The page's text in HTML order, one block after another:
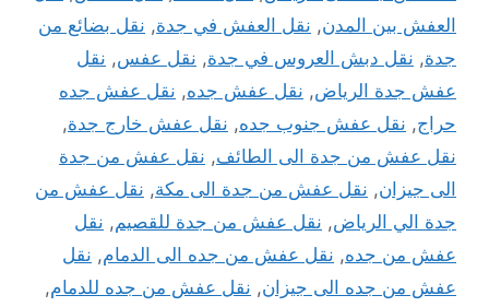
العفش بين المدن, نقل العفش في جدة, نقل بضائع من
جدة, نقل دبش العروس في جدة, نقل عفس, نقل
عفش جدة الرياض, نقل عفش جده, نقل عفش جده
حراج, نقل عفش جنوب جده, نقل عفش خارج جدة,
نقل عفش من جدة الى الطائف, نقل عفش من جدة
الى جيزان, نقل عفش من جدة الى مكة, نقل عفش من
جدة الي الرياض, نقل عفش من جدة للقصيم, نقل
عفش من جده, نقل عفش من جده الى الدمام, نقل
عفش من جده الى جيزان, نقل عفش من جده للدمام,